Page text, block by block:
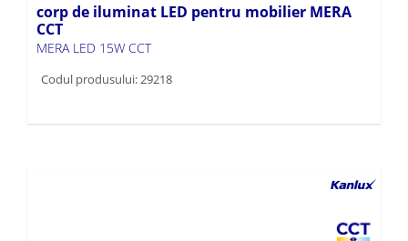
corp de iluminat LED pentru mobilier MERA
CCT
MERA LED 15W CCT
Codul produsului: 29218